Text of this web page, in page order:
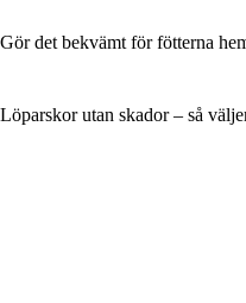
Gör det bekvämt för fötterna
Löparskor utan skador – så